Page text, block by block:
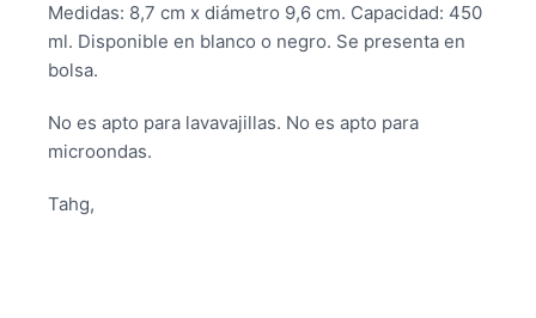
Medidas: 8,7 cm x diámetro 9,6 cm. Capacidad: 450
ml. Disponible en blanco o negro. Se presenta en
bolsa.
No es apto para lavavajillas. No es apto para
microondas.
Tahg,